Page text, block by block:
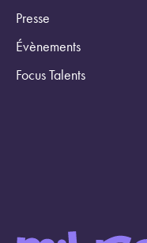
Presse
Évènements
Focus Talents